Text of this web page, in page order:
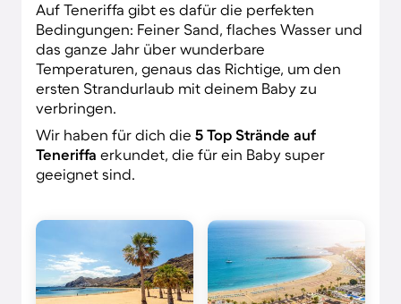
Auf Teneriffa gibt es dafür die perfekten
Bedingungen: Feiner Sand, flaches Wasser und
das ganze Jahr über wunderbare
Temperaturen, genaus das Richtige, um den
ersten Strandurlaub mit deinem Baby zu
verbringen.
Wir haben für dich die 5 Top Strände auf
Teneriffa erkundet, die für ein Baby super
geeignet sind.